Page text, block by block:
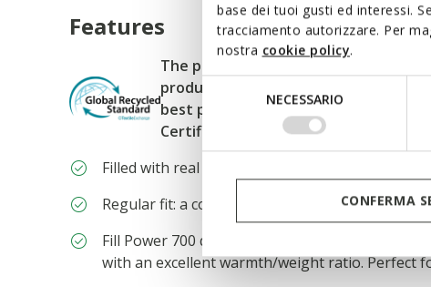
base dei tuoi gusti ed interessi.
tracciamento autorizzare. Per
nostra cookie policy.
Selezione
del
consenso
NECESSARIO
CONFERMA
Features
The purchase of Global Recycled
products demonstrates demand for
best processing practices in the supply
Certified by ICEA-TX-3991
Filled with real down for an incomparable
Regular fit: a comfortable cut for a garment that
Fill Power 700 down jacket: this combines ultra-
with an excellent warmth/weight ratio. Perfect